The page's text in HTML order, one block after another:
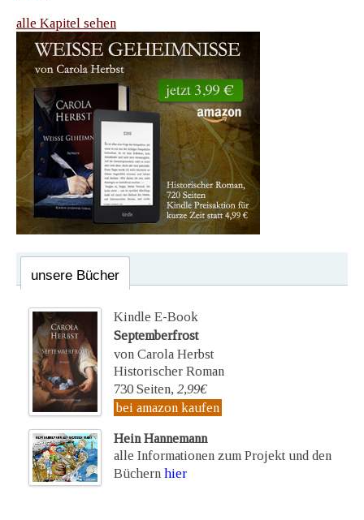
alle Kapitel sehen
unsere Bücher
Kindle E-Book
Septemberfrost
von Carola Herbst
Historischer Roman
730 Seiten, 2,99€
bei amazon kaufen
Hein Hannemann
alle Informationen zum Projekt und den
Büchern hier